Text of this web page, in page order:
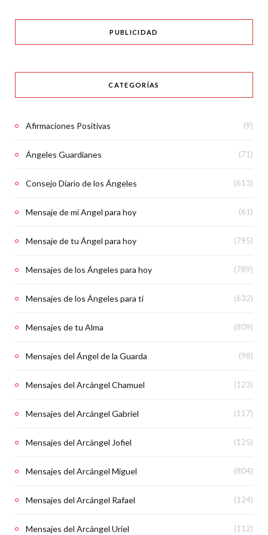
PUBLICIDAD
CATEGORÍAS
Afirmaciones Positivas (9)
Ángeles Guardianes (71)
Consejo Diario de los Ángeles (613)
Mensaje de mi Angel para hoy (61)
Mensaje de tu Ángel para hoy (795)
Mensajes de los Ángeles para hoy (789)
Mensajes de los Ángeles para ti (632)
Mensajes de tu Alma (809)
Mensajes del Ángel de la Guarda (98)
Mensajes del Arcángel Chamuel (123)
Mensajes del Arcángel Gabriel (117)
Mensajes del Arcángel Jofiel (125)
Mensajes del Arcángel Miguel (804)
Mensajes del Arcángel Rafael (124)
Mensajes del Arcángel Uriel (112)